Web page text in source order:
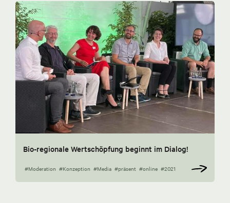
Bio-regionale Wertschöpfung beginnt im Dialog!
#Moderation #Konzeption #Media #präsent #online #2021